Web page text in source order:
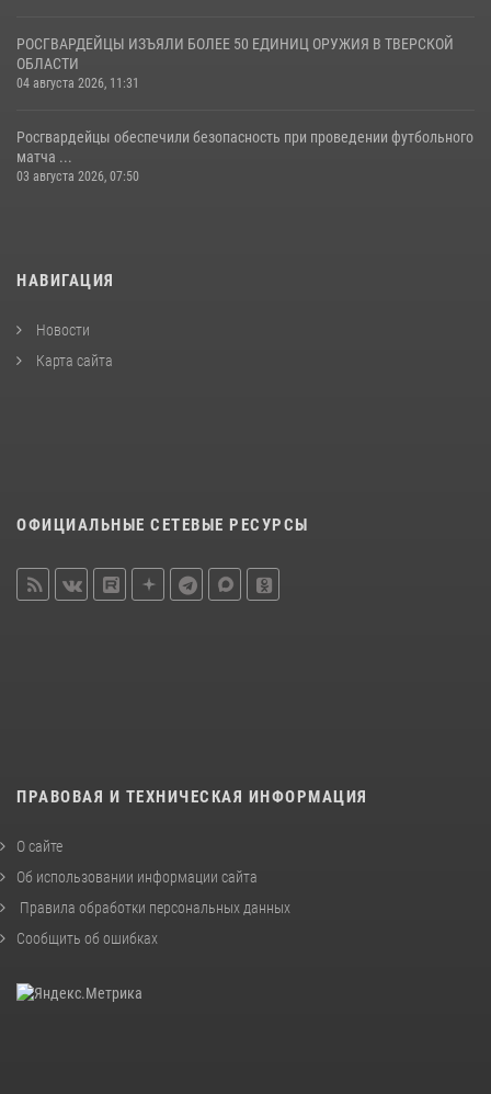
РОСГВАРДЕЙЦЫ ИЗЪЯЛИ БОЛЕЕ 50 ЕДИНИЦ ОРУЖИЯ В ТВЕРСКОЙ
ОБЛАСТИ
04 августа 2026, 11:31
Росгвардейцы обеспечили безопасность при проведении футбольного
матча ...
03 августа 2026, 07:50
НАВИГАЦИЯ
Новости
Карта сайта
ОФИЦИАЛЬНЫЕ СЕТЕВЫЕ РЕСУРСЫ
ПРАВОВАЯ И ТЕХНИЧЕСКАЯ ИНФОРМАЦИЯ
О сайте
Об использовании информации сайта
Правила обработки персональных данных
Сообщить об ошибках